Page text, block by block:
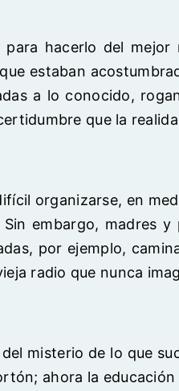
hacerlo del
estaban
a lo conocido,
que la
organizarse, en
embargo, madres
por ejemplo,
radio que nunca
misterio de lo que
ahora la